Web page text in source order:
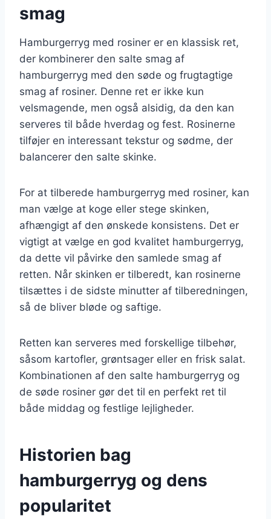
smag
Hamburgerryg med rosiner er en klassisk ret,
der kombinerer den salte smag af
hamburgerryg med den søde og frugtagtige
smag af rosiner. Denne ret er ikke kun
velsmagende, men også alsidig, da den kan
serveres til både hverdag og fest. Rosinerne
tilføjer en interessant tekstur og sødme, der
balancerer den salte skinke.
For at tilberede hamburgerryg med rosiner, kan
man vælge at koge eller stege skinken,
afhængigt af den ønskede konsistens. Det er
vigtigt at vælge en god kvalitet hamburgerryg,
da dette vil påvirke den samlede smag af
retten. Når skinken er tilberedt, kan rosinerne
tilsættes i de sidste minutter af tilberedningen,
så de bliver bløde og saftige.
Retten kan serveres med forskellige tilbehør,
såsom kartofler, grøntsager eller en frisk salat.
Kombinationen af den salte hamburgerryg og
de søde rosiner gør det til en perfekt ret til
både middag og festlige lejligheder.
Historien bag
hamburgerryg og dens
popularitet